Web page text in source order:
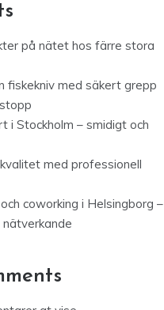
på nätet hos färre stora
fiskekniv med säkert grepp
i Stockholm – smidigt och
med professionell
coworking i Helsingborg –